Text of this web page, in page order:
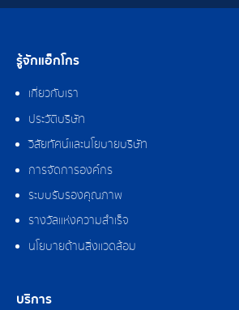
รู้จักแอ็กโกร
เกี่ยวกับเรา
ประวัติบริษัท
วิสัยทัศน์และนโยบายบริษัท
การจัดการองค์กร
ระบบรับรองคุณภาพ
รางวัลแห่งความสำเร็จ
นโยบายด้านสิ่งแวดล้อม
บริการ